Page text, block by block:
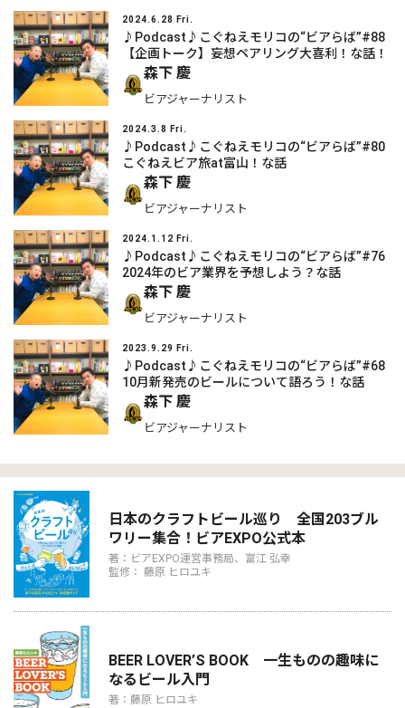
2024.6.28 Fri.
♪Podcast♪こぐねえモリコの“ビアらば”#88
【企画トーク】妄想ペアリング大喜利！な話！
森下 慶
ビアジャーナリスト
2024.3.8 Fri.
♪Podcast♪こぐねえモリコの“ビアらば”#80
こぐねえビア旅at富山！な話
森下 慶
ビアジャーナリスト
2024.1.12 Fri.
♪Podcast♪こぐねえモリコの“ビアらば”#76
2024年のビア業界を予想しよう？な話
森下 慶
ビアジャーナリスト
2023.9.29 Fri.
♪Podcast♪こぐねえモリコの“ビアらば”#68
10月新発売のビールについて語ろう！な話
森下 慶
ビアジャーナリスト
日本のクラフトビール巡り 全国203ブル
ワリー集合！ビアEXPO公式本
著：ビアEXPO運営事務局、富江 弘幸
監修： 藤原 ヒロユキ
BEER LOVER’S BOOK 一生ものの趣味に
なるビール入門
著：藤原 ヒロユキ